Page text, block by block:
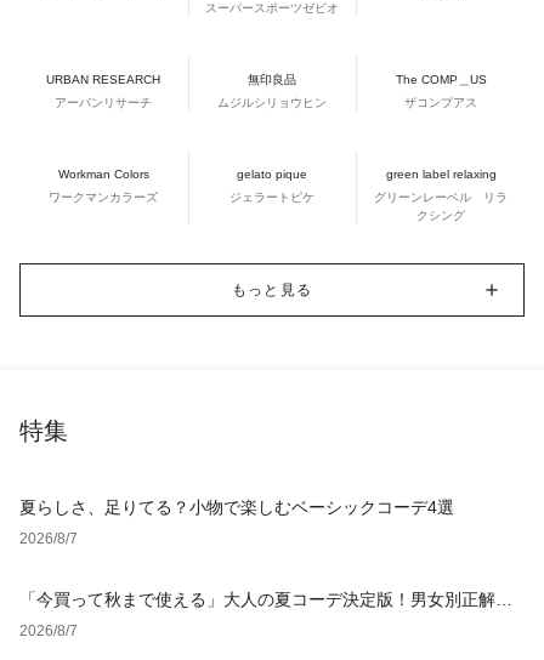
スーパースポーツゼビオ
URBAN RESEARCH
アーバンリサーチ
無印良品
ムジルシリョウヒン
The COMP＿US
ザコンプアス
Workman Colors
ワークマンカラーズ
gelato pique
ジェラートピケ
green label relaxing
グリーンレーベル リラ
クシング
もっと見る
特集
夏らしさ、足りてる？小物で楽しむベーシックコーデ4選
2026/8/7
「今買って秋まで使える」大人の夏コーデ決定版！男女別正解ス
タイルとNGな着こなし
2026/8/7